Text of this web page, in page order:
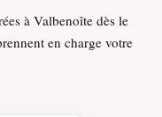
à Valbenoîte dès le
en charge votre